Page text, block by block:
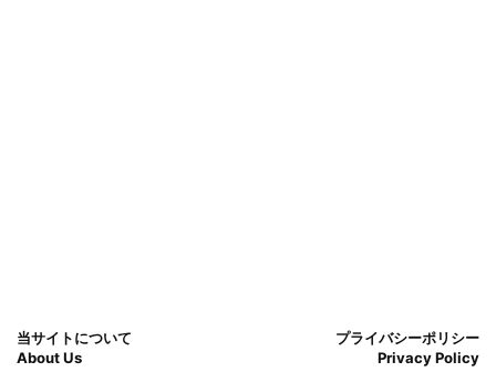
当サイトについて
About Us
プライバシーポリシー
Privacy Policy